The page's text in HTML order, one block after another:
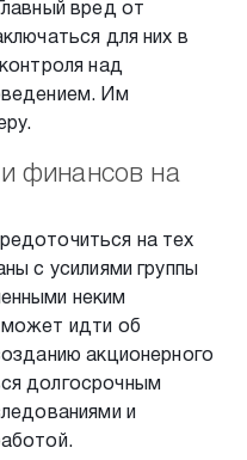
вред от
для них в
над
Им
и финансов на
на тех
с усилиями группы
неким
идти об
акционерного
долгосрочным
и